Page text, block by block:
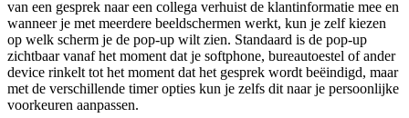
van een gesprek naar een collega verhuist de klantinformatie mee en
wanneer je met meerdere beeldschermen werkt, kun je zelf kiezen
op welk scherm je de pop-up wilt zien. Standaard is de pop-up
zichtbaar vanaf het moment dat je softphone, bureautoestel of ander
device rinkelt tot het moment dat het gesprek wordt beëindigd, maar
met de verschillende timer opties kun je zelfs dit naar je persoonlijke
voorkeuren aanpassen.